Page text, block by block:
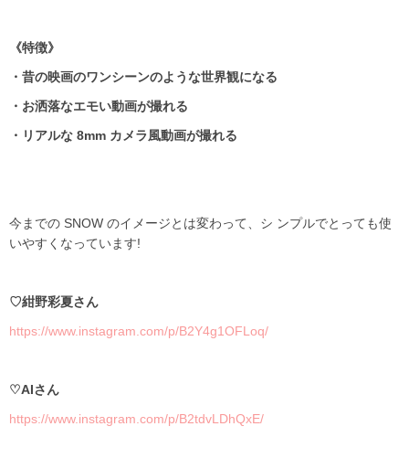
《特徴》
・昔の映画のワンシーンのような世界観になる
・お洒落なエモい動画が撮れる
・リアルな 8mm カメラ風動画が撮れる
今までの SNOW のイメージとは変わって、シ ンプルでとっても使
いやすくなっています!
♡紺野彩夏さん
https://www.instagram.com/p/B2Y4g1OFLoq/
♡AIさん
https://www.instagram.com/p/B2tdvLDhQxE/